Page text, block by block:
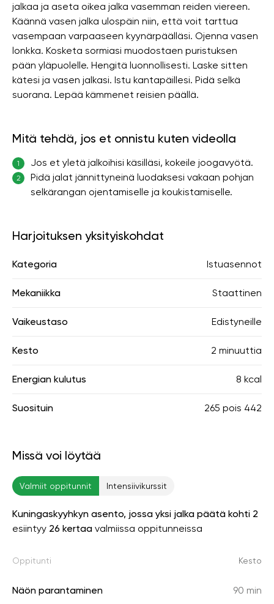
jalkaa ja aseta oikea jalka vasemman reiden viereen.
Käännä vasen jalka ulospäin niin, että voit tarttua
vasempaan varpaaseen kyynärpäälläsi. Ojenna vasen
lonkka. Kosketa sormiasi muodostaen puristuksen
pään yläpuolelle. Hengitä luonnollisesti. Laske sitten
kätesi ja vasen jalkasi. Istu kantapäillesi. Pidä selkä
suorana. Lepää kämmenet reisien päällä.
Mitä tehdä, jos et onnistu kuten videolla
1 Jos et yletä jalkoihisi käsilläsi, kokeile joogavyötä.
2
Pidä jalat jännittyneinä luodaksesi vakaan pohjan
selkärangan ojentamiselle ja koukistamiselle.
Harjoituksen yksityiskohdat
Kategoria Istuasennot
Mekaniikka Staattinen
Vaikeustaso Edistyneille
Kesto 2 minuuttia
Energian kulutus 8 kcal
Suosituin 265 pois 442
Missä voi löytää
Valmiit oppitunnit Intensiivikurssit
Kuningaskyyhkyn asento, jossa yksi jalka päätä kohti 2
esiintyy 26 kertaa valmiissa oppitunneissa
Oppitunti Kesto
Näön parantaminen 90 min